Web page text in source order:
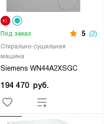
Стирально-сушильная
машина
Siemens WN44A2XSGC
Под заказ 5 (2)
194 470 руб.